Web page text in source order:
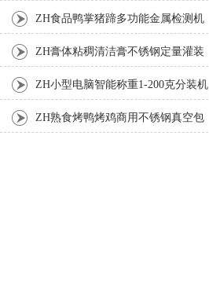
ZH食品鸭掌猪蹄多功能金属检测机
ZH膏体粘稠清洁膏不锈钢定量灌装
机厂家 ZH小型电脑智能称重1-200克分装机
ZH熟食烤鸭烤鸡商用不锈钢真空包